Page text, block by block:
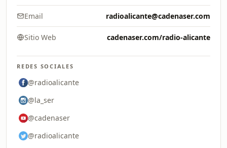
Email radioalicante@cadenaser.com
Sitio Web cadenaser.com/radio-alicante
REDES SOCIALES
@radioalicante
@la_ser
@cadenaser
@radioalicante